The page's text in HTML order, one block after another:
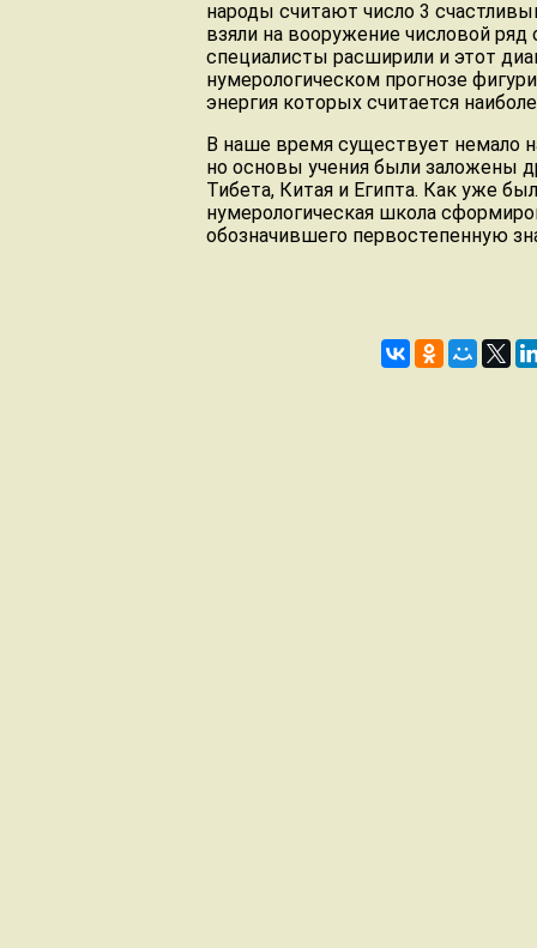
народы считают число 3
взяли на вооружение числовой
специалисты расширили и этот
нумерологическом прогнозе
энергия которых считается
В наше время существует немало
но основы учения были заложены
Тибета, Китая и Египта. Как уже
нумерологическая школа
обозначившего первостепенную